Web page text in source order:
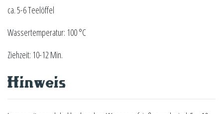
ca. 5-6 Teelöffel
Wassertemperatur: 100 °C
Ziehzeit: 10-12 Min.
Hinweis